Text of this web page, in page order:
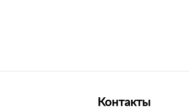
Контакты